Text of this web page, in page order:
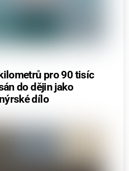
pro 90 tisíc
do dějin jako
dílo